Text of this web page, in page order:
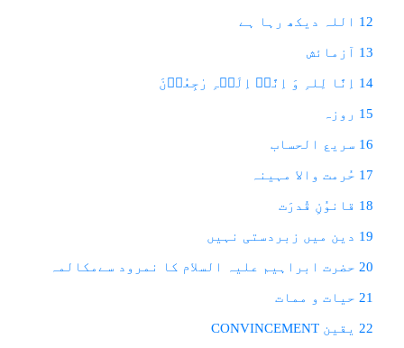
12 اللہ دیکھ رہا ہے
13 آزمائش
14 اِنَّا لِلہِ وَ اِنَّاۤ اِلَیۡہِ رٰجِعُوۡنَ
15 روزہ
16 سریع الحساب
17 حُرمت والا مہینہ
18 قانوُنِ قُدرَت
19 دین میں زبردستی نہیں
20 حضرت ابراہیم علیہ السلام کا نمرود سےمکالمہ
21 حیات و ممات
22 یقین CONVINCEMENT